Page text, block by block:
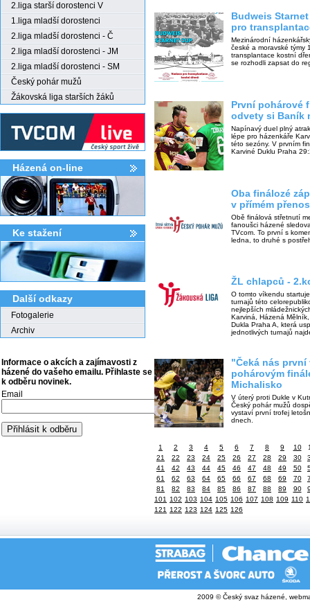
2.liga starší dorostenci V
1.liga mladší dorostenci
2.liga mladší dorostenci - Č
2.liga mladší dorostenci - JM
2.liga mladší dorostenci - SM
Český pohár mužů
Žákovská liga starších žáků
Házená on-line
Ke stažení­
Další odkazy
Fotogalerie
Archiv
Informace o akcích a zajímavosti z
házené do vašeho emailu. Přihlaste se
k odběru novinek.
Email
Budweis
pro
Mezinárodní
české a moravské týmy
transplantace kostní
se rozhodli zapsat do
První pohárové
odvety si Baník
Napínavý duel plný
lépe pro házenkáře
této sezóny. V prvním
Karviné Duklu Praha
Oba finálozé
v přímém
Obě finálová střetnutí
fanoušci házené
TVcom. To první s
ledna, to druhé s
ŽL chlapců -
O tomto víkendu
turnajů této
nejlepších
Karviná, Házená
Dukla Praha A, která
jednotlivých turnajů
"Čeká nás
pohárovým
Michalisko
V úterý proti Dukle v
Český pohár mužů
vystaví první trofej
dnech.
1 2 3 4 5 6 7 8 9 10
21
22 23 24 25 26 27 28 29 30
41
42 43 44 45 46 47 48 49 50
61
62 63 64 65 66 67 68 69 70
81
82 83 84 85 86 87 88 89 90
101 102 103 104 105 106 107 108 109 110
121 122 123 124 125 126
2009 © Český svaz házené,